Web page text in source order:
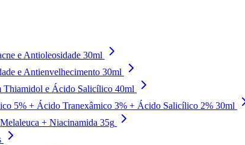
e Antioleosidade 30ml
e Antienvelhecimento 30ml
Thiamidol e Ácido Salicílico 40ml
5% + Ácido Tranexâmico 3% + Ácido Salicílico 2% 30ml
+ Niacinamida 35g